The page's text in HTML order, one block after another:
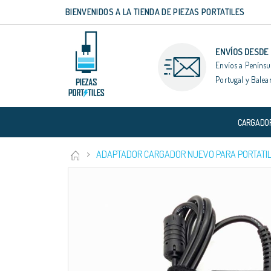
contenido
BIENVENIDOS A LA TIENDA DE PIEZAS PORTATILES
ENVÍOS
Envíos a
Portugal y
ADAPTADOR CARGADOR NUEVO PARA